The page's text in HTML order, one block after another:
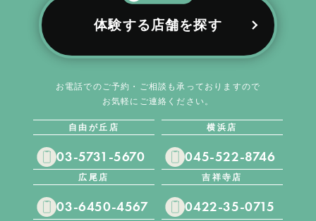
体験する店舗を探す
お電話でのご予約・ご相談も承っておりますので
お気軽にご連絡ください。
自由が丘店
03-5731-5670
横浜店
045-522-8746
広尾店
03-6450-4567
吉祥寺店
0422-35-0715